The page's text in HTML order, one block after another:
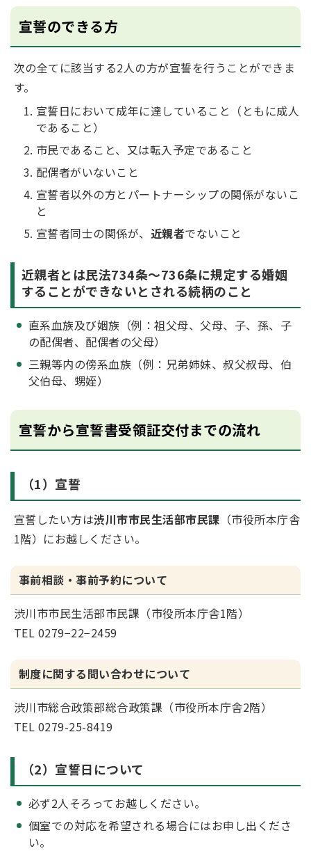
宣誓のできる方
次の全てに該当する2人の方が宣誓を行うことができま
す。
宣誓日において成年に達していること（ともに成人
であること）
市民であること、又は転入予定であること
配偶者がいないこと
宣誓者以外の方とパートナーシップの関係がないこ
と
宣誓者同士の関係が、 近親者でないこと
近親者とは民法734条～736条に規定する婚姻
することができないとされる続柄のこと
直系血族及び姻族（例：祖父母、父母、子、孫、子
の配偶者、配偶者の父母）
三親等内の傍系血族（例：兄弟姉妹、叔父叔母、伯
父伯母、甥姪）
宣誓から宣誓書受領証交付までの流れ
（1）宣誓
宣誓したい方は渋川市市民生活部市民課 （市役所本庁舎
1階） にお越しください。
事前相談・事前予約について
渋川市市民生活部市民課（市役所本庁舎1階）
TEL 0279−22−2459
制度に関する問い合わせについて
渋川市総合政策部総合政策課（市役所本庁舎2階）
TEL 0279-25-8419
（2）宣誓日について
必ず2人そろってお越しください。
個室での対応を希望される場合にはお申し出くださ
い。